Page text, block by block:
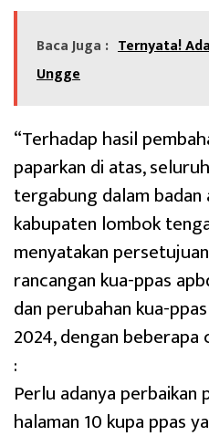
Baca Juga : Ternyata!
Ungge
“Terhadap hasil
paparkan di atas,
tergabung dalam
kabupaten lombok
menyatakan
rancangan kua-ppas
dan perubahan kua-
2024, dengan
:
Perlu adanya
halaman 10 kupa ppas